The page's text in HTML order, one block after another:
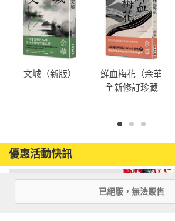
文城（新版）
鮮血梅花（余華
全新修訂珍藏
優惠活動快訊
已絕版，無法販售